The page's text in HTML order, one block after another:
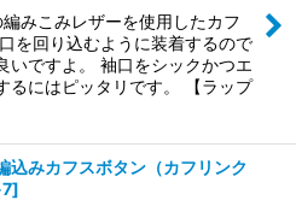
みこみレザーを使用したカフ
を回り込むように装着するので
いですよ。 袖口をシックかつエ
るにはピッタリです。 【ラップ
込みカフスボタン（カフリンク
]